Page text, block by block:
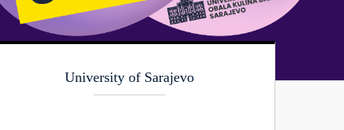
University of Sarajevo